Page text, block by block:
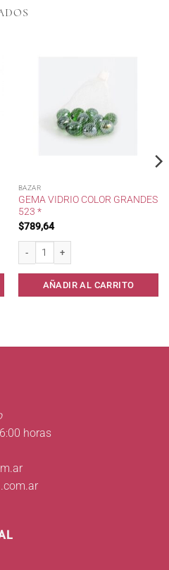
BAZAR
GEMA VIDRIO COLOR GRANDES
523 *
$789,64
Gema Vidrio Color Grandes 523 *
AÑADIR AL CARRITO
horas